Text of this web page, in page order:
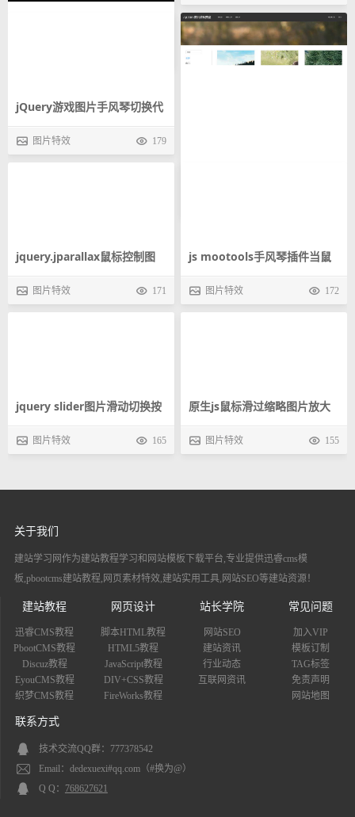
jQuery游戏图片手风琴切换代
码
图片特效 179
jquery.jparallax鼠标控制图
片移动类似动画效果背景图片
js mootools手风琴插件当鼠
标移到某一张图片时将展开整
jquery slider图片滑动切换按
钮和小缩略图控制大图片滑动
图片特效 165
原生js鼠标滑过缩略图片放大
展示原图片提示图片文字信息
图片特效 155
关于我们
建站学习网作为建站教程学习和网站模板下载平台,专业提供迅睿cms模
板,pbootcms建站教程,网页素材特效,建站实用工具,网站SEO等建站资源！
建站教程
迅睿CMS教程
PbootCMS教程
Discuz教程
EyouCMS教程
织梦CMS教程
网页设计
脚本HTML教程
HTML5教程
JavaScript教程
DIV+CSS教程
FireWorks教程
站长学院
网站SEO
建站资讯
行业动态
互联网资讯
常见问题
加入VIP
模板订制
TAG标签
免责声明
网站地图
联系方式
技术交流QQ群：777378542
Email：dedexuexi#qq.com（#换为@）
Q Q： 768627621